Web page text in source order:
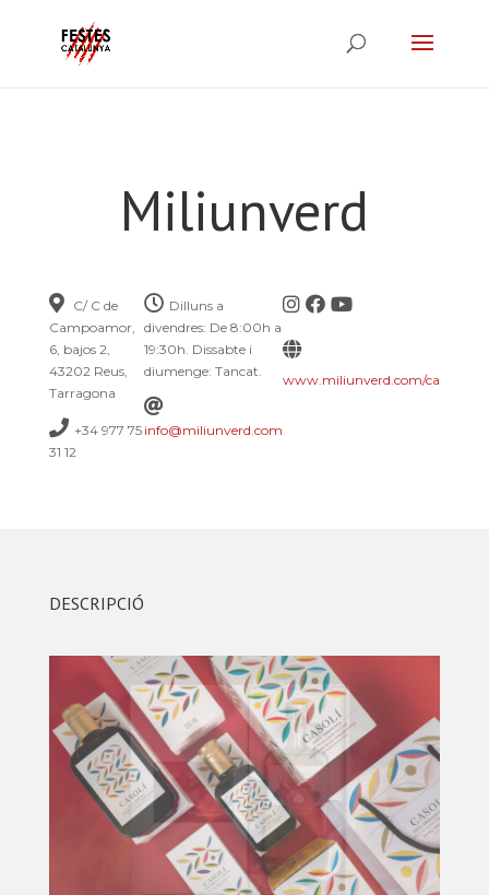
Miliunverd
C/ C de
Campoamor,
6, bajos 2,
43202 Reus,
Tarragona
+34 977 75
31 12
Dilluns a
divendres: De 8:00h a
19:30h. Dissabte i
diumenge: Tancat.
info@miliunverd.com
www.miliunverd.com/ca
DESCRIPCIÓ